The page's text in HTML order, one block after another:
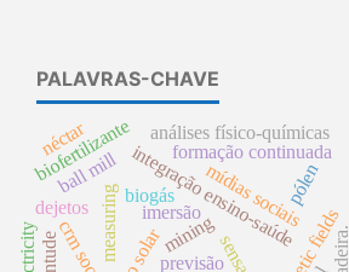
PALAVRAS-CHAVE
integração ensino-saúde
biogás
measuring imersão
previsão
mídias sociais
crm social
biofertilizante
dejetos
formação continuada
análises físico-químicas
mining
ball mill
néctar
pólen